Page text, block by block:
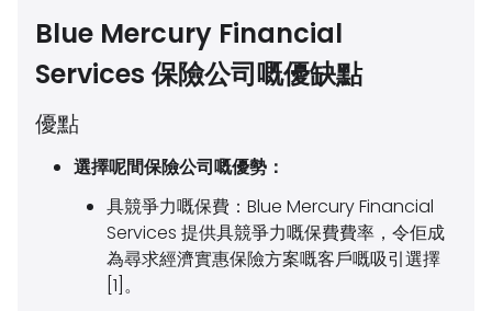
Blue Mercury Financial
Services 保險公司嘅優缺點
優點
選擇呢間保險公司嘅優勢：
具競爭力嘅保費： Blue Mercury Financial
Services 提供具競爭力嘅保費費率，令佢成
為尋求經濟實惠保險方案嘅客戶嘅吸引選擇
[1]。